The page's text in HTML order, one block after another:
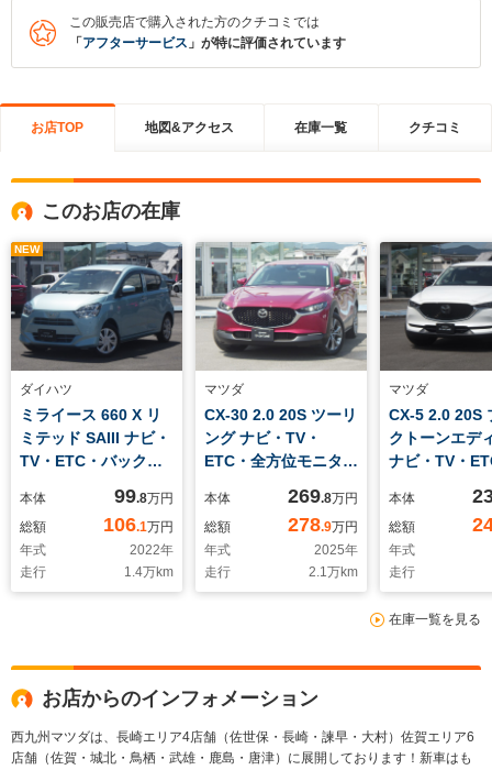
この販売店で購入された方のクチコミでは
「 アフターサービス 」が特に評価されています
お店TOP 地図&アクセス 在庫一覧 クチコミ
このお店の在庫
NEW
ダイハツ
ミライース 660 X リ
ミテッド SAIII ナビ・
TV・ETC・バックモ
本体 99.8万円
総額
106.1万円
年式
2022年
走行
1.4万km
マツダ
CX-30 2.0 20S ツーリ
ング ナビ・TV・
ETC・全方位モニタ
本体 269.8万円
総額
278.9万円
年式
2025年
走行
2.1万km
マツダ
CX-5 2.0 20S
クトーンエデ
ナビ・TV・
ヒーター
本体
総額
年式
走行
在庫一覧を見る
お店からのインフォメーション
西九州マツダは、長崎エリア4店舗（佐世保・長崎・諫早・大村）佐賀エリア6
店舗（佐賀・城北・鳥栖・武雄・鹿島・唐津）に展開しております！新車はも